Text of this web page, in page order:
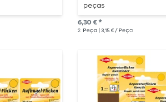
peças
6,30 € *
2 Peça | 3,15 € / Peça